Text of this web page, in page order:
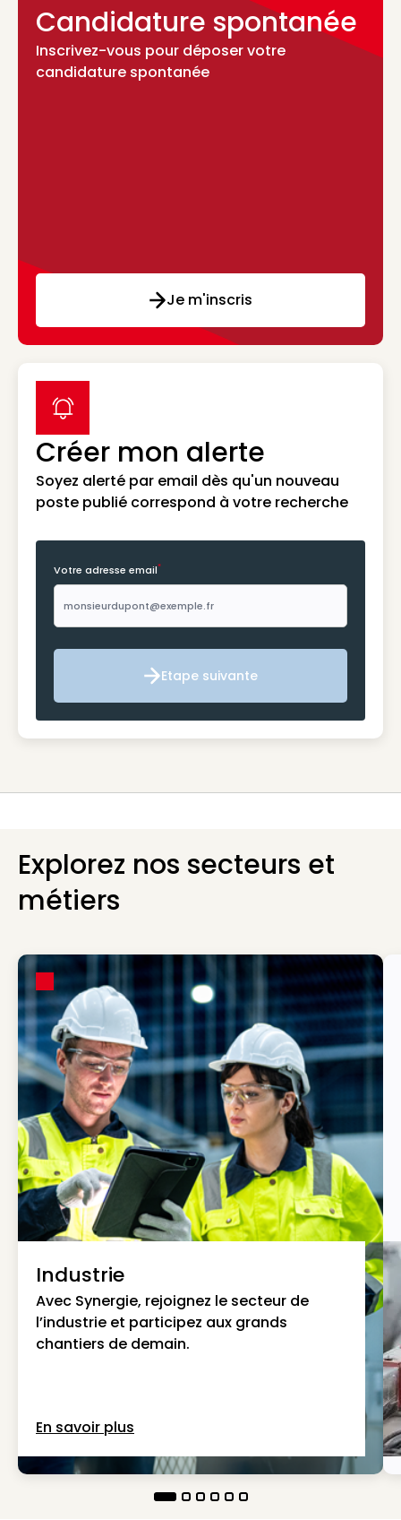
Candidature spontanée
Inscrivez-vous pour déposer votre
candidature spontanée
Je m'inscris
Créer mon alerte
Soyez alerté par email dès qu'un nouveau
poste publié correspond à votre recherche
label icon
Votre adresse email*
Etape suivante
Etape suivante
Explorez nos secteurs et
métiers
Industrie
Avec Synergie, rejoignez le secteur de
l’industrie et participez aux grands
chantiers de demain.
En savoir plus